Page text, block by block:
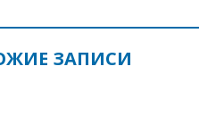
ЗАПИСИ